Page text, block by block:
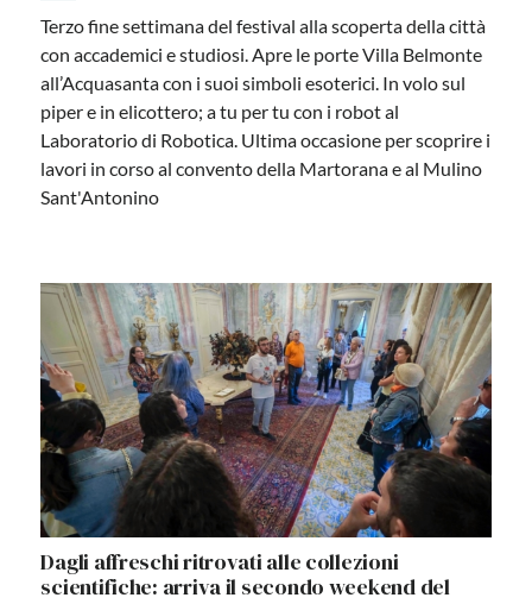
Terzo fine settimana del festival alla scoperta della città
con accademici e studiosi. Apre le porte Villa Belmonte
all’Acquasanta con i suoi simboli esoterici. In volo sul
piper e in elicottero; a tu per tu con i robot al
Laboratorio di Robotica. Ultima occasione per scoprire i
lavori in corso al convento della Martorana e al Mulino
Sant'Antonino
Dagli affreschi ritrovati alle collezioni
scientifiche: arriva il secondo weekend del